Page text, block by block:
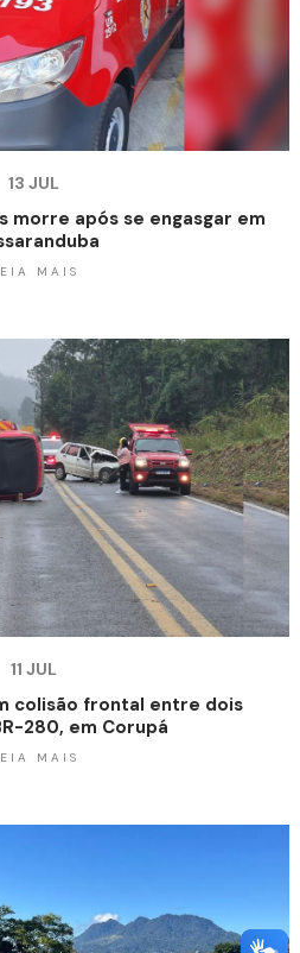
13 JUL
morre após se engasgar em
MAIS
11 JUL
colisão frontal entre dois
280, em Corupá
MAIS